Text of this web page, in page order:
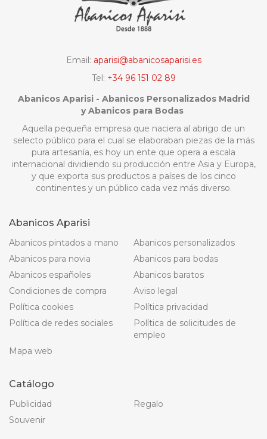
Email: aparisi@abanicosaparisi.es
Tel: +34 96 151 02 89
Abanicos Aparisi - Abanicos Personalizados Madrid
y Abanicos para Bodas
Aquella pequeña empresa que naciera al abrigo de un
selecto público para el cual se elaboraban piezas de la más
pura artesanía, es hoy un ente que opera a escala
internacional dividiendo su producción entre Asia y Europa,
y que exporta sus productos a países de los cinco
continentes y un público cada vez más diverso.
Abanicos Aparisi
Abanicos pintados a mano
Abanicos personalizados
Abanicos para novia
Abanicos para bodas
Abanicos españoles
Abanicos baratos
Condiciones de compra
Aviso legal
Política cookies
Política privacidad
Política de redes sociales
Política de solicitudes de
empleo
Mapa web
Catálogo
Publicidad
Regalo
Souvenir